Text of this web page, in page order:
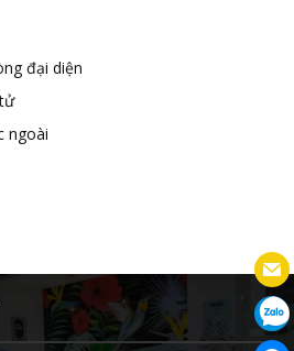
đại diện
ngoài